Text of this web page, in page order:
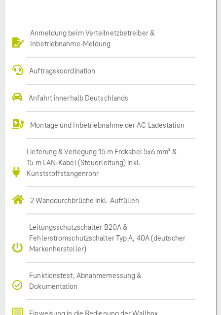
Anmeldung beim Verteilnetzbetreiber &
Inbetriebnahme-Meldung
Auftragskoordination
Anfahrt innerhalb Deutschlands
Montage und Inbetriebnahme der AC Ladestation
Lieferung & Verlegung 15 m Erdkabel 5x6 mm² &
15 m LAN-Kabel (Steuerleitung) inkl.
Kunststoffstangenrohr
2 Wanddurchbrüche inkl. Auffüllen
Leitungsschutzschalter B20A &
Fehlerstromschutzschalter Typ A, 40A (deutscher
Markenhersteller)
Funktionstest, Abnahmemessung &
Dokumentation